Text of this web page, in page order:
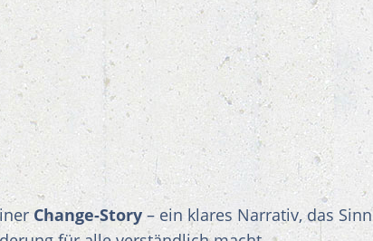
Change-Story – ein klares Narrativ, das Sinn